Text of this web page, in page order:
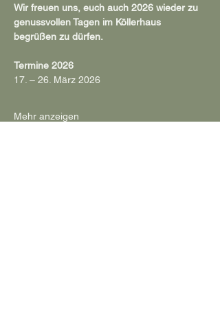
Wir freuen uns, euch auch 2026 wieder zu
genussvollen Tagen im Köllerhaus
begrüßen zu dürfen.
Termine 2026
17. – 26. März 2026
Mehr anzeigen